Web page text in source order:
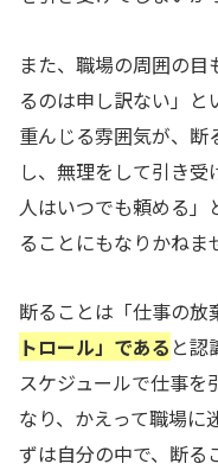
また、職場の周囲の
るのは申し訳ない」
重んじる雰囲気が、断
し、無理をして引き
人はいつでも頼める
ることにもなりかねま
断ることは「仕事の放
トロール」である と認
スケジュールで仕事を
なり、かえって職場に
ずは自分の中で、断る